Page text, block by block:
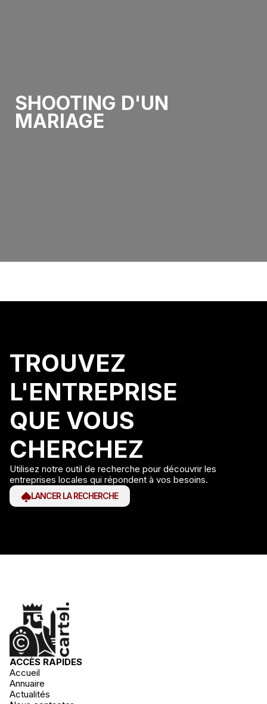
SHOOTING D'UN
MARIAGE
TROUVEZ
L'ENTREPRISE
QUE VOUS
CHERCHEZ
Utilisez notre outil de recherche pour découvrir les
entreprises locales qui répondent à vos besoins.
LANCER LA RECHERCHE
ACCÈS RAPIDES
Accueil
Annuaire
Actualités